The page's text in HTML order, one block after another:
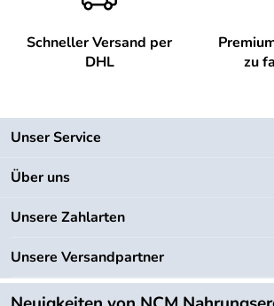
Schneller Versand per
DHL
zu
Unser Service
Kontakt
Lieferbedingungen
Kundenlogin
Über uns
Unsere Bestseller
Neu
Angebote
Unsere Zahlarten
Unsere Versandpartner